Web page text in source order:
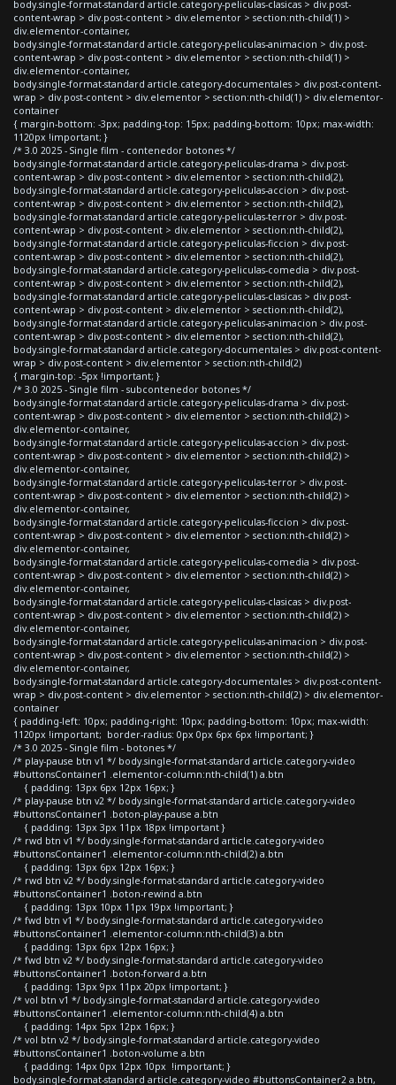
body.single-format-standard article.category-peliculas-clasicas > div.post-
content-wrap > div.post-content > div.elementor > section:nth-child(1) >
div.elementor-container,
body.single-format-standard article.category-peliculas-animacion > div.post-
content-wrap > div.post-content > div.elementor > section:nth-child(1) >
div.elementor-container,
body.single-format-standard article.category-documentales > div.post-content-
wrap > div.post-content > div.elementor > section:nth-child(1) > div.elementor-
container
{ margin-bottom: -3px; padding-top: 15px; padding-bottom: 10px; max-width:
1120px !important; }
/* 3.0 2025 - Single film - contenedor botones */
body.single-format-standard article.category-peliculas-drama > div.post-
content-wrap > div.post-content > div.elementor > section:nth-child(2),
body.single-format-standard article.category-peliculas-accion > div.post-
content-wrap > div.post-content > div.elementor > section:nth-child(2),
body.single-format-standard article.category-peliculas-terror > div.post-
content-wrap > div.post-content > div.elementor > section:nth-child(2),
body.single-format-standard article.category-peliculas-ficcion > div.post-
content-wrap > div.post-content > div.elementor > section:nth-child(2),
body.single-format-standard article.category-peliculas-comedia > div.post-
content-wrap > div.post-content > div.elementor > section:nth-child(2),
body.single-format-standard article.category-peliculas-clasicas > div.post-
content-wrap > div.post-content > div.elementor > section:nth-child(2),
body.single-format-standard article.category-peliculas-animacion > div.post-
content-wrap > div.post-content > div.elementor > section:nth-child(2),
body.single-format-standard article.category-documentales > div.post-content-
wrap > div.post-content > div.elementor > section:nth-child(2)
{ margin-top: -5px !important; }
/* 3.0 2025 - Single film - subcontenedor botones */
body.single-format-standard article.category-peliculas-drama > div.post-
content-wrap > div.post-content > div.elementor > section:nth-child(2) >
div.elementor-container,
body.single-format-standard article.category-peliculas-accion > div.post-
content-wrap > div.post-content > div.elementor > section:nth-child(2) >
div.elementor-container,
body.single-format-standard article.category-peliculas-terror > div.post-
content-wrap > div.post-content > div.elementor > section:nth-child(2) >
div.elementor-container,
body.single-format-standard article.category-peliculas-ficcion > div.post-
content-wrap > div.post-content > div.elementor > section:nth-child(2) >
div.elementor-container,
body.single-format-standard article.category-peliculas-comedia > div.post-
content-wrap > div.post-content > div.elementor > section:nth-child(2) >
div.elementor-container,
body.single-format-standard article.category-peliculas-clasicas > div.post-
content-wrap > div.post-content > div.elementor > section:nth-child(2) >
div.elementor-container,
body.single-format-standard article.category-peliculas-animacion > div.post-
content-wrap > div.post-content > div.elementor > section:nth-child(2) >
div.elementor-container,
body.single-format-standard article.category-documentales > div.post-content-
wrap > div.post-content > div.elementor > section:nth-child(2) > div.elementor-
container
{ padding-left: 10px; padding-right: 10px; padding-bottom: 10px; max-width:
1120px !important; border-radius: 0px 0px 6px 6px !important; }
/* 3.0 2025 - Single film - botones */
/* play-pause btn v1 */ body.single-format-standard article.category-video
#buttonsContainer1 .elementor-column:nth-child(1) a.btn
{ padding: 13px 6px 12px 16px; }
/* play-pause btn v2 */ body.single-format-standard article.category-video
#buttonsContainer1 .boton-play-pause a.btn
{ padding: 13px 3px 11px 18px !important }
/* rwd btn v1 */ body.single-format-standard article.category-video
#buttonsContainer1 .elementor-column:nth-child(2) a.btn
{ padding: 13px 6px 12px 16px; }
/* rwd btn v2 */ body.single-format-standard article.category-video
#buttonsContainer1 .boton-rewind a.btn
{ padding: 13px 10px 11px 19px !important; }
/* fwd btn v1 */ body.single-format-standard article.category-video
#buttonsContainer1 .elementor-column:nth-child(3) a.btn
{ padding: 13px 6px 12px 16px; }
/* fwd btn v2 */ body.single-format-standard article.category-video
#buttonsContainer1 .boton-forward a.btn
{ padding: 13px 9px 11px 20px !important; }
/* vol btn v1 */ body.single-format-standard article.category-video
#buttonsContainer1 .elementor-column:nth-child(4) a.btn
{ padding: 14px 5px 12px 16px; }
/* vol btn v2 */ body.single-format-standard article.category-video
#buttonsContainer1 .boton-volume a.btn
{ padding: 14px 0px 12px 10px !important; }
body.single-format-standard article.category-video #buttonsContainer2 a.btn,